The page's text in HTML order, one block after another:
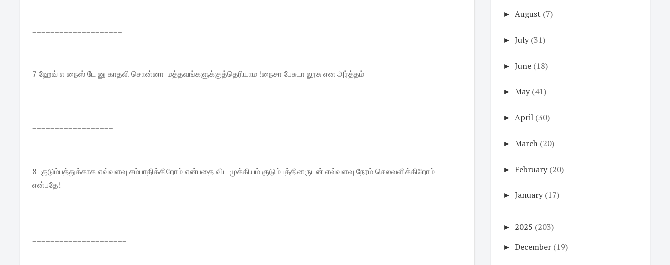
====================
7 ஹேவ் எ நைஸ் டே னு காதலி சொன்னா மத்தவங்களுக்குத்தெரியாம !நைசா பேசுடா லூசு என அர்த்தம்
==================
8 குடும்பத்துக்காக எவ்வளவு சம்பாதிக்கிறோம் என்பதை விட முக்கியம் குடும்பத்தினருடன் எவ்வளவு நேரம் செலவளிக்கிறோம்
என்பதே!
=====================
► August (7)
► July (31)
► June (18)
► May (41)
► April (30)
► March (20)
► February (20)
► January (17)
► 2025 (203)
► December (19)